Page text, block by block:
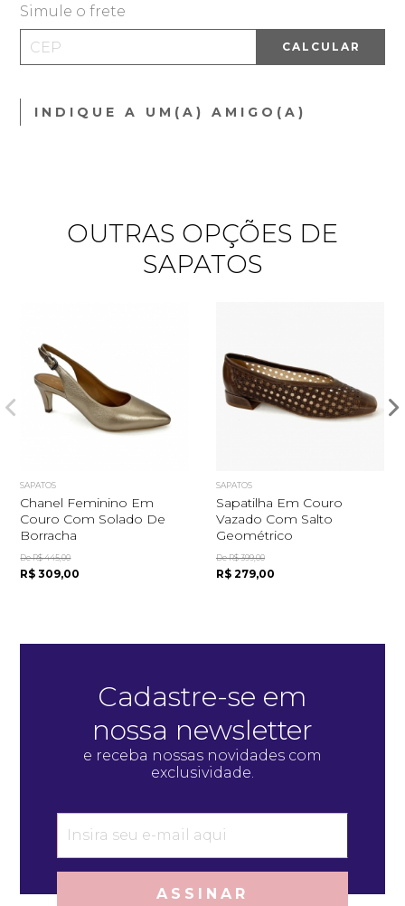
Quero me cadastrar
Simule o frete
CALCULAR
INDIQUE A UM(A) AMIGO(A)
OUTRAS OPÇÕES DE
SAPATOS
SAPATOS
Chanel Feminino Em
Couro Com Solado De
Borracha
De R$ 445,00
R$ 309,00
SAPATOS
Sapatilha Em Couro
Vazado Com Salto
Geométrico
De R$ 399,00
R$ 279,00
Cadastre-se em
nossa newsletter
e receba nossas novidades com
exclusividade.
ASSINAR